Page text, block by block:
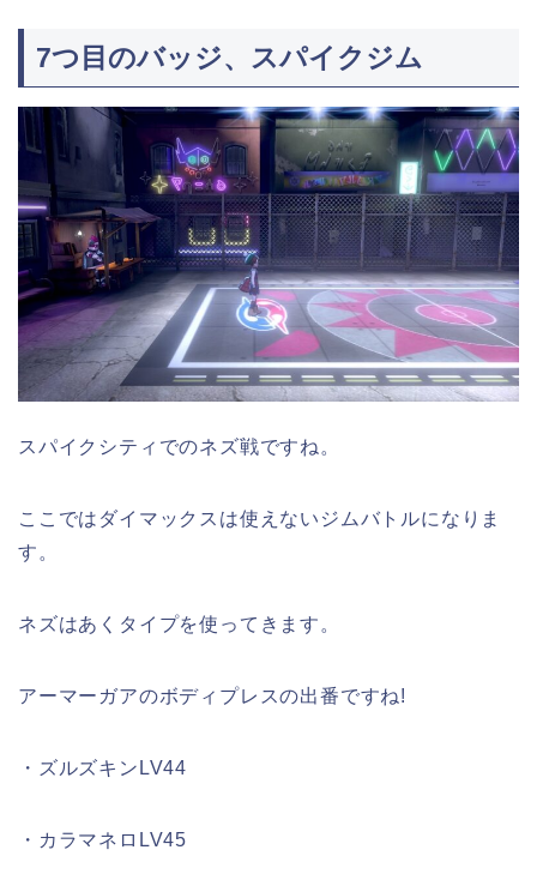
7つ目のバッジ、スパイクジム
スパイクシティでのネズ戦ですね。
ここではダイマックスは使えないジムバトルになりま
す。
ネズはあくタイプを使ってきます。
アーマーガアのボディプレスの出番ですね!
・ズルズキンLV44
・カラマネロLV45